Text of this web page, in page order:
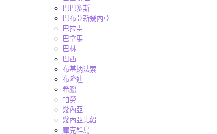
巴巴多斯
巴布亞新幾內亞
巴拉圭
巴拿馬
巴林
巴西
布基納法索
布隆迪
希臘
帕勞
幾內亞
幾內亞比紹
庫克群島